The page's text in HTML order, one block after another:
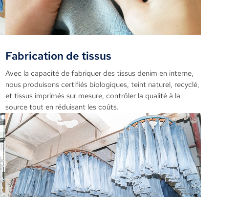
Fabrication de tissus
Avec la capacité de fabriquer des tissus denim en interne,
nous produisons certifiés biologiques, teint naturel, recyclé,
et tissus imprimés sur mesure, contrôler la qualité à la
source tout en réduisant les coûts.